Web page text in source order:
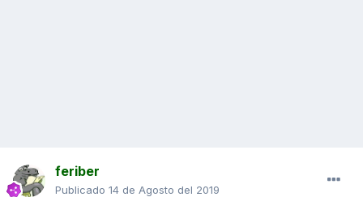
feriber
Publicado 14 de Agosto del 2019